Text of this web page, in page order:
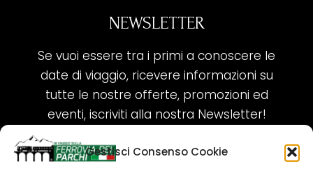
Gestisci Consenso Cookie
NEWSLETTER
Se vuoi essere tra i primi a conoscere le
date di viaggio, ricevere informazioni su
tutte le nostre offerte, promozioni ed
eventi, iscriviti alla nostra Newsletter!
ISCRIVITI ORA!